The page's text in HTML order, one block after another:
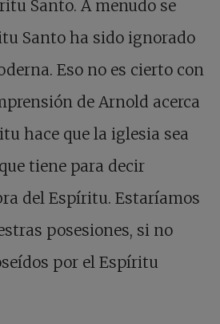
Santo. A menudo se
Santo ha sido ignorado
Eso no es cierto con
de Arnold acerca
hace que la iglesia sea
tiene para decir
del Espíritu. Estaríamos
posesiones, si no
por el Espíritu